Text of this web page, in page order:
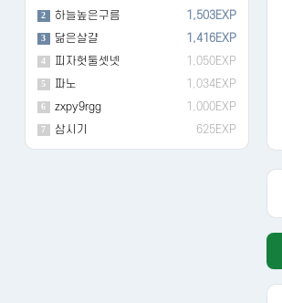
2 하늘높은구름 1,503EXP
3 닮은살걀 1,416EXP
4 피자헛둘셋넷 1,050EXP
5 파노 1,034EXP
6 zxpy9rgg 1,000EXP
7 삼시기 625EXP